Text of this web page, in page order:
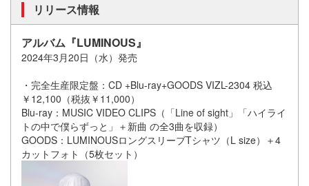
リリース情報
アルバム『LUMINOUS』
2024年3月20日（水）発売
・完全生産限定盤：CD +Blu-ray+GOODS VIZL-2304 税込
￥12,100（税抜￥11,000）
Blu-ray：MUSIC VIDEO CLIPS（「Line of sight」「ハイライ
トの中で僕らずっと」＋新曲 の全3曲を収録）
GOODS：LUMINOUSロングスリーブTシャツ（L size）＋4
カットフォト（5枚セット）